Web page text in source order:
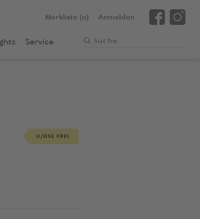
Merkliste (0) Anmelden
Service
U/DSE FREI